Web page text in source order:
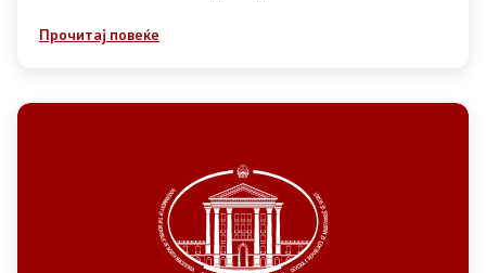
Прочитај повеќе